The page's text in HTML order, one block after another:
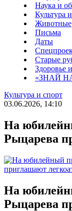
Наука и
Культура
Животные
Письма
Даты
Старые
Здоровье
«ЗНАЙ
Культура и спорт
03.06.2026, 14:10
На
Рыцарева
На
Рыцарева